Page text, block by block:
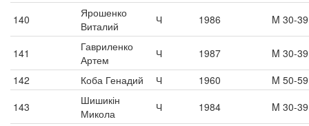
140
Ярошенко
Виталий
Ч 1986 M 30-39
141
Гавриленко
Артем
Ч 1987
M 30-39
142
Коба Генадий Ч 1960
M 50-59
143
Шишикін
Микола
Ч 1984 M 30-39